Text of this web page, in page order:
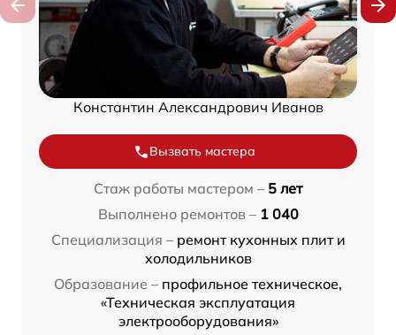
Константин Александрович Иванов
Вызвать мастера
Стаж работы мастером – 5 лет
Выполнено ремонтов – 1 040
Специализация – ремонт кухонных плит и
холодильников
Образование – профильное техническое,
«Техническая эксплуатация
электрооборудования»